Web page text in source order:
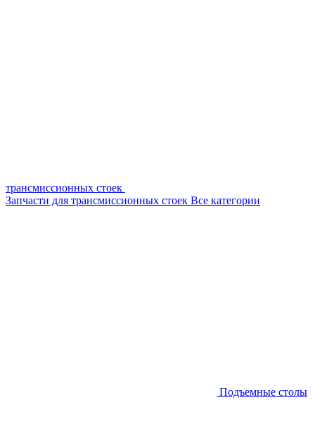
трансмиссионных стоек
Запчасти для трансмиссионных стоек Все категории
Подъемные столы